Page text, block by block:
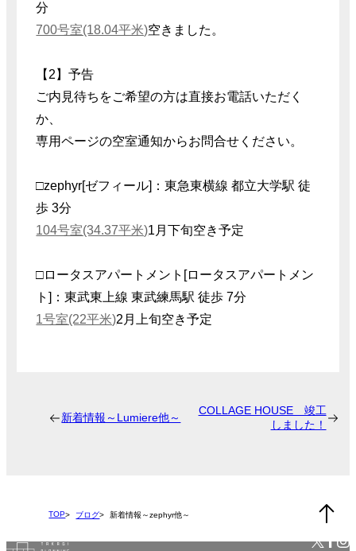
分
700号室(18.04平米)空きました。
【2】予告
ご内見待ちをご希望の方は直接お電話いただく
か、
専用ページの空室通知からお問合せください。
□zephyr[ゼフィール]：東急東横線 都立大学駅 徒
歩 3分
104号室(34.37平米)1月下旬空き予定
□ロータスアパートメント[ロータスアパートメン
ト]：東武東上線 東武練馬駅 徒歩 7分
1号室(22平米)2月上旬空き予定
新着情報～Lumiere他～
COLLAGE HOUSE 竣工
しました！
TOP ブログ 新着情報～zephyr他～